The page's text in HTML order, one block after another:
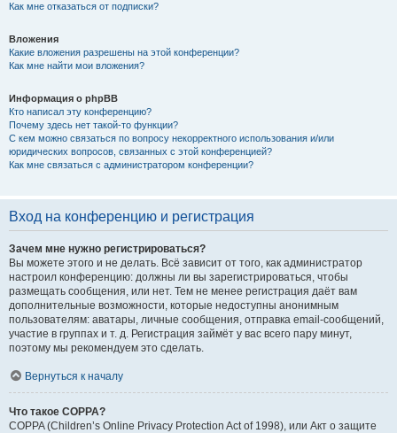
Как мне отказаться от подписки?
Вложения
Какие вложения разрешены на этой конференции?
Как мне найти мои вложения?
Информация о phpBB
Кто написал эту конференцию?
Почему здесь нет такой-то функции?
С кем можно связаться по вопросу некорректного использования и/или
юридических вопросов, связанных с этой конференцией?
Как мне связаться с администратором конференции?
Вход на конференцию и регистрация
Зачем мне нужно регистрироваться?
Вы можете этого и не делать. Всё зависит от того, как администратор
настроил конференцию: должны ли вы зарегистрироваться, чтобы
размещать сообщения, или нет. Тем не менее регистрация даёт вам
дополнительные возможности, которые недоступны анонимным
пользователям: аватары, личные сообщения, отправка email-сообщений,
участие в группах и т. д. Регистрация займёт у вас всего пару минут,
поэтому мы рекомендуем это сделать.
Вернуться к началу
Что такое COPPA?
COPPA (Children’s Online Privacy Protection Act of 1998), или Акт о защите